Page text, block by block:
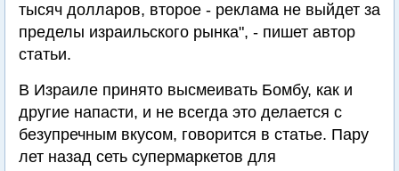
тысяч долларов, второе - реклама не выйдет за
пределы израильского рынка", - пишет автор
статьи.
В Израиле принято высмеивать Бомбу, как и
другие напасти, и не всегда это делается с
безупречным вкусом, говорится в статье. Пару
лет назад сеть супермаркетов для